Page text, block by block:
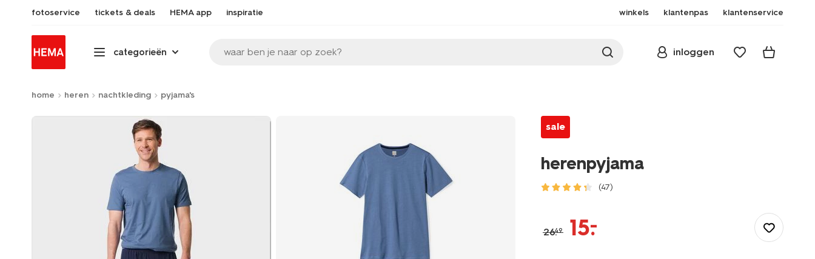
fotoservice tickets & deals HEMA app inspiratie winkels klantenpas klantenservice
categorieën waar ben je naar op zoek? inloggen
home heren nachtkleding pyjama's
sale
herenpyjama
(47)
26.49 15.
–